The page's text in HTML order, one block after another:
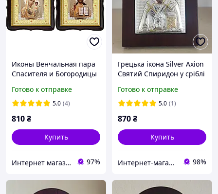
Иконы Венчальная пара
Спасителя и Богородицы
Готово к отправке
5.0 (4)
810₴
Купить
Интернет магазин Slugenie. Иконы и церковная утварь от производителя. 97%
Грецька ікона Silver Axion
Святий Спиридон у сріблі
9x10 см
Готово к отправке
5.0 (1)
870₴
Купить
Интернет-магазин "Святой Николай" 98%